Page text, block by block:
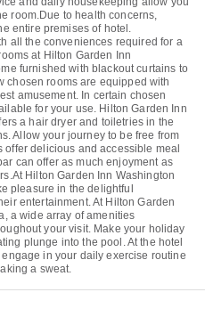
room.Due to health concerns,
entire premises of hotel.
all the conveniences required for a
at Hilton Garden Inn
furnished with blackout curtains to
chosen rooms are equipped with
amusement. In certain chosen
for your use. Hilton Garden Inn
a hair dryer and toiletries in the
Allow your journey to be free from
delicious and accessible meal
can offer as much enjoyment as
Hilton Garden Inn Washington
pleasure in the delightful
entertainment. At Hilton Garden
a wide array of amenities
your visit. Make your holiday
plunge into the pool. At the hotel
in your daily exercise routine
a sweat.